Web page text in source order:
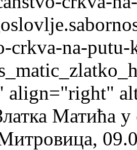
crkva-na-putu-
align="right"
Матића